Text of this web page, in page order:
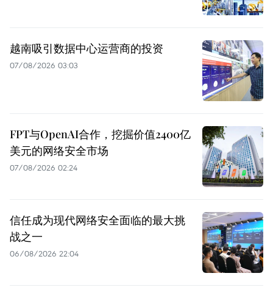
越南吸引数据中心运营商的投资
07/08/2026 03:03
FPT与OpenAI合作，挖掘价值2400亿
美元的网络安全市场
07/08/2026 02:24
信任成为现代网络安全面临的最大挑
战之一
06/08/2026 22:04